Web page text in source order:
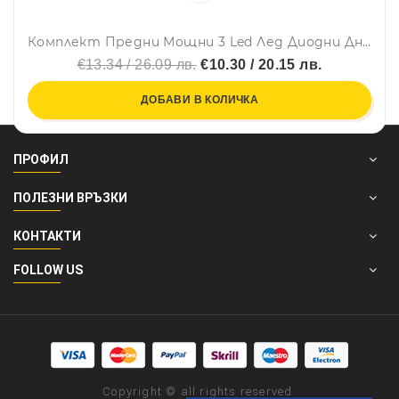
Комплект Предни Мощни 3 Led Лед Диодни Дневни Светлини 12V 3W НОВИ
€13.34 / 26.09 лв.€10.30 / 20.15 лв.
ДОБАВИ В КОЛИЧКА
ПРОФИЛ
ПОЛЕЗНИ ВРЪЗКИ
КОНТАКТИ
FOLLOW US
Copyright © all rights reserved.